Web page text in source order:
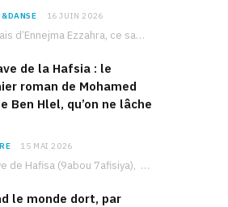
16 JUIN 2026
Le palais d’Ennejma Ezzahra, ce sanctuaire de la musique tunisienne et méditerranéenne construit par le…
de la Hafsia : le
roman de Mohamed
Ben Hlel, qu’on ne lâche
15 MAI 2026
Le cave de Hafisa (9abou 7afisiya), premier roman du journaliste tunisien Mohamed Amine Ben Hlel,…
le monde dort, par